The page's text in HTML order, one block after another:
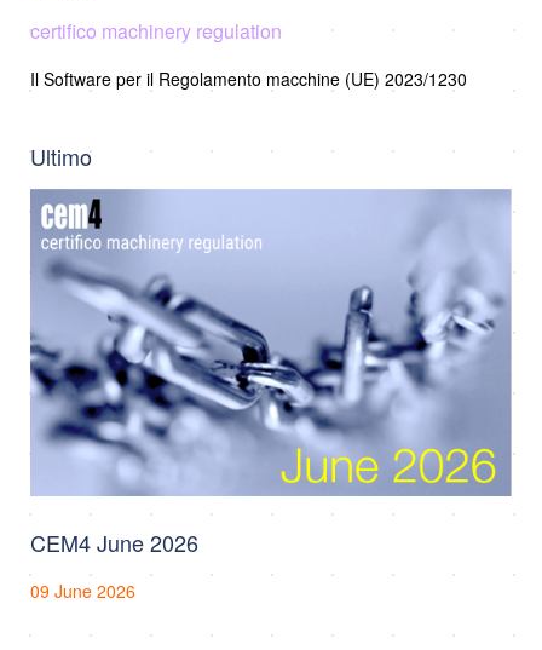
certifico machinery regulation
Il Software per il Regolamento macchine (UE) 2023/1230
Ultimo
CEM4 June 2026
09 June 2026